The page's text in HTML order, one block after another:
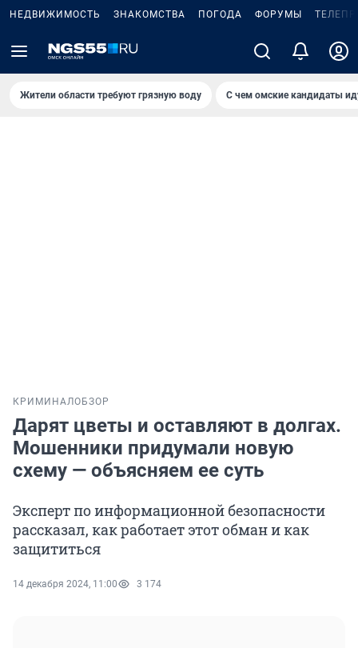
НЕДВИЖИМОСТЬ ЗНАКОМСТВА ПОГОДА ФОРУМЫ
Жители области требуют грязную воду С чем омские кандидаты
КРИМИНАЛОБЗОР
Дарят цветы и оставляют в долгах.
Мошенники придумали новую
схему — объясняем ее суть
Эксперт по информационной безопасности
рассказал, как работает этот обман и как
защититься
14 декабря 2024, 11:00 3 174